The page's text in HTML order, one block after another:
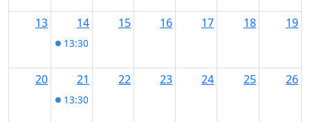
13 14
13:30
15 16 17 18 19
20 21
13:30
22 23 24 25 26